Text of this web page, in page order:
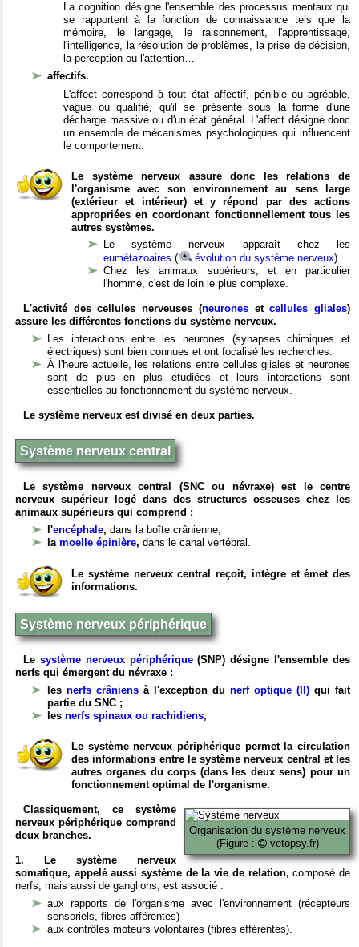
La cognition désigne l'ensemble des processus mentaux qui
se rapportent à la fonction de connaissance tels que la
mémoire, le langage, le raisonnement, l'apprentissage,
l'intelligence, la résolution de problèmes, la prise de décision,
la perception ou l'attention…
affectifs.
L'affect correspond à tout état affectif, pénible ou agréable,
vague ou qualifié, qu'il se présente sous la forme d'une
décharge massive ou d'un état général. L'affect désigne donc
un ensemble de mécanismes psychologiques qui influencent
le comportement.
Le système nerveux assure donc les relations de
l'organisme avec son environnement au sens large
(extérieur et intérieur) et y répond par des actions
appropriées en coordonant fonctionnellement tous les
autres systèmes.
Le système nerveux apparaît chez les
eumétazoaires ( évolution du système nerveux).
Chez les animaux supérieurs, et en particulier
l'homme, c'est de loin le plus complexe.
L'activité des cellules nerveuses (neuronesetcellules gliales)
assure les différentes fonctions du système nerveux.
Les interactions entre les neurones (synapses chimiques et
électriques) sont bien connues et ont focalisé les recherches.
À l'heure actuelle, les relations entre cellules gliales et neurones
sont de plus en plus étudiées et leurs interactions sont
essentielles au fonctionnement du système nerveux.
Le système nerveux est divisé en deux parties.
Système nerveux central
Le système nerveux central (SNC ou névraxe) est le centre
nerveux supérieur logé dans des structures osseuses chez les
animaux supérieurs qui comprend :
l'encéphale, dans la boîte crânienne,
la moelle épinière, dans le canal vertébral.
Le système nerveux central reçoit, intègre et émet des
informations.
Système nerveux périphérique
Le système nerveux périphérique(SNP) désigne l'ensemble des
nerfs qui émergent du névraxe :
les nerfs crâniens à l'exception du nerf optique (II) qui fait
partie du SNC ;
les nerfs spinaux ou rachidiens,
Le système nerveux périphérique permet la circulation
des informations entre le système nerveux central et les
autres organes du corps (dans les deux sens) pour un
fonctionnement optimal de l'organisme.
Organisation du système nerveux
(Figure :
vetopsy.fr)
Classiquement, ce système
nerveux périphérique comprend
deux branches.
1. Le système nerveux
somatique, appelé aussi système de la vie de relation, composé de
nerfs, mais aussi de ganglions, est associé :
aux rapports de l'organisme avec l'environnement (récepteurs
sensoriels, fibres afférentes)
aux contrôles moteurs volontaires (fibres efférentes).